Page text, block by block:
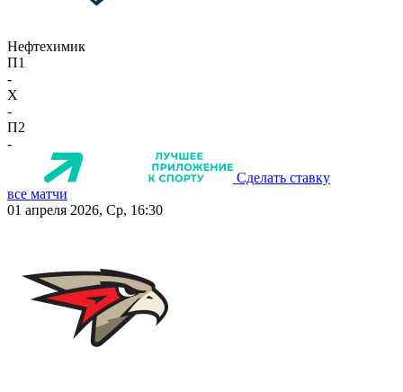
Нефтехимик
П1
-
X
-
П2
-
Сделать ставку
все матчи
01 апреля 2026, Ср, 16:30